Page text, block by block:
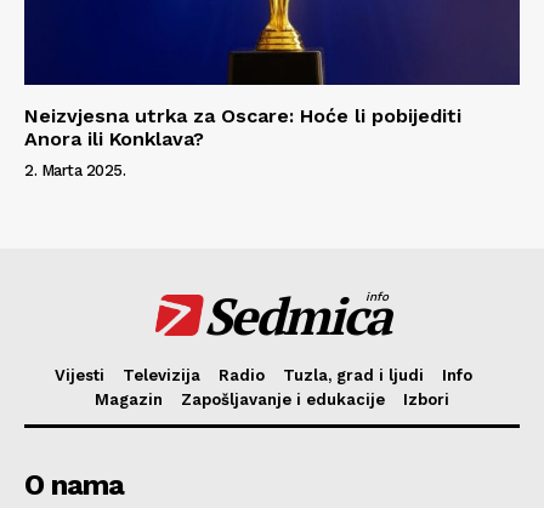
Neizvjesna utrka za Oscare: Hoće li pobijediti
Anora ili Konklava?
2. Marta 2025.
Sedmica
info
Vijesti Televizija Radio Tuzla, grad i ljudi
Info
Magazin
Zapošljavanje i edukacije Izbori
O nama